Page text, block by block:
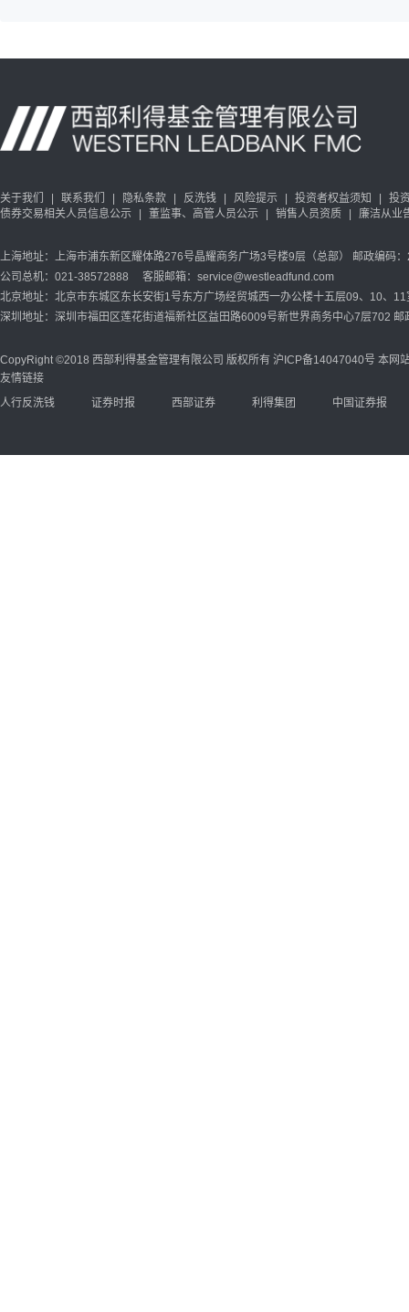
关于我们 联系我们 隐私条款 反洗钱 风险提示 投资者权益须知
投
债券交易相关人员信息公示
董监事、高管人员公示 销售人员资质 廉洁从业
上海地址：上海市浦东新区耀体路276号晶耀商务广场3号楼9层（总部） 邮政编码
公司总机：021-38572888 客服邮箱：service@westleadfund.com
北京地址：北京市东城区东长安街1号东方广场经贸城西一办公楼十五层09、10、
深圳地址：深圳市福田区莲花街道福新社区益田路6009号新世界商务中心7层702
CopyRight ©2018 西部利得基金管理有限公司 版权所有 沪ICP备14047040号 本网
友情链接
人行反洗钱
证券时报 西部证券 利得集团 中国证券报